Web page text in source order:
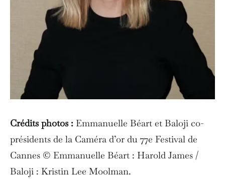
Crédits photos : Emmanuelle Béart et Baloji co-
présidents de la Caméra d’or du 77e Festival de
Cannes © Emmanuelle Béart : Harold James /
Baloji : Kristin Lee Moolman.